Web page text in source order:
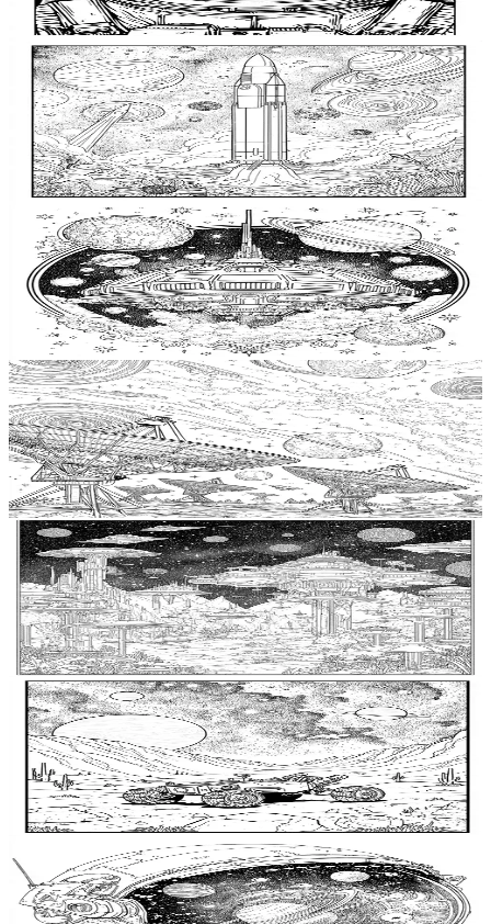
ジ、宇宙ヘルメットのバイザー塗り絵、銀河バイ
ザーの冒険であなたの宇宙を彩ろう
0.99
Add to wishlist
Quick view
銀河燃料タンクの楽しみ 宇宙の芸術冒険、宇宙燃
料タンクの塗り絵、大人向け無料印刷ぬりえペー
ジ、 Stress Relief カラーブック、女性向け宇宙のぬ
りえページ
0.99
Add to wishlist
Quick view
大人向けの無料ぬりえページ、銀河の冒険スペー
スモジュールアートの楽しみ、スペースモジュー
ルのぬりえ、リラクゼーションぬりえブック、テ
ィーン向けの宇宙ぬりえページ
0.99
Add to wishlist
Quick view
銀河信号アンテナアートアドベンチャー、 Stress
Relief カラーブック、大人のための宇宙ぬりえペー
ジ、無料で印刷できる大人向けぬりえ、宇宙アン
テナぬりえ
$ 0.99
Add to wishlist
Quick view
大人用塗り絵無料プリントアウト、宇宙居住地の
塗り絵、銀河の落書き 宇宙居住地の冒険、リラク
ゼーションカラーブック、ティーン向け宇宙塗り
絵ページ
0.99
Add to wishlist
Quick view
銀河探査車のホイールアートの冒険、宇宙探査車
のホイール塗り絵、大人のための無料塗り絵ペー
ジ、リラクゼーションカラーブック、女性向け宇
宙の塗り絵ページ
0.99
Add to wishlist
Quick view
宇宙服のヘルメットの塗り絵、大人向け無料印刷